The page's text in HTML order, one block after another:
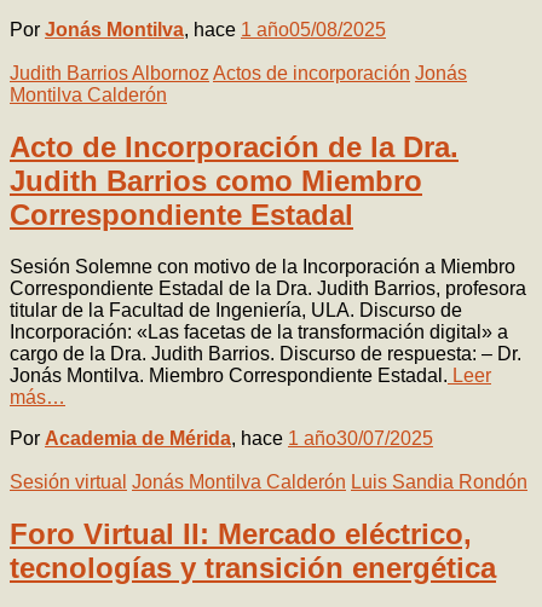
Por Jonás Montilva, hace 1 año05/08/2025
Judith Barrios Albornoz Actos de incorporación Jonás
Montilva Calderón
Acto de Incorporación de la Dra.
Judith Barrios como Miembro
Correspondiente Estadal
Sesión Solemne con motivo de la Incorporación a Miembro
Correspondiente Estadal de la Dra. Judith Barrios, profesora
titular de la Facultad de Ingeniería, ULA. Discurso de
Incorporación: «Las facetas de la transformación digital» a
cargo de la Dra. Judith Barrios. Discurso de respuesta: – Dr.
Jonás Montilva. Miembro Correspondiente Estadal. Leer
más…
Por Academia de Mérida, hace 1 año30/07/2025
Sesión virtual Jonás Montilva Calderón Luis Sandia Rondón
Foro Virtual II: Mercado eléctrico,
tecnologías y transición energética